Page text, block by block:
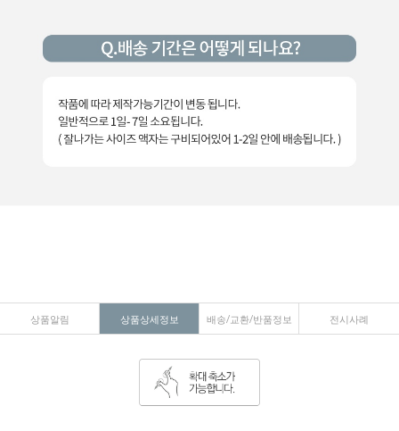
상품알림 상품상세정보 배송/교환/반품정보 전시사례